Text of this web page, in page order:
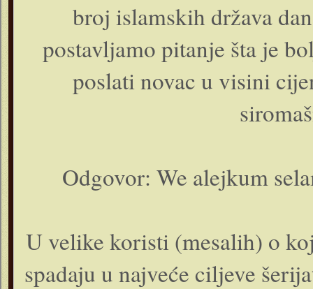
broj islamskih država
postavljamo pitanje šta je
poslati novac u visini
Odgovor: We alejkum
U velike koristi (mesalih) o
spadaju u najveće ciljeve